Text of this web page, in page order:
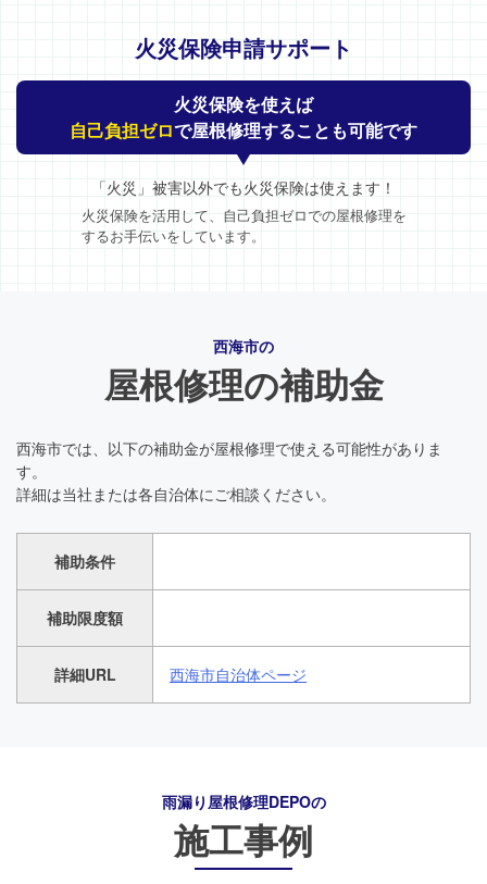
火災保険申請サポート
火災保険を使えば
自己負担ゼロで屋根修理することも可能です
「火災」被害以外でも火災保険は使えます！
火災保険を活用して、自己負担ゼロでの屋根修理を
するお手伝いをしています。
西海市の
屋根修理の補助金
西海市では、以下の補助金が屋根修理で使える可能性がありま
す。
詳細は当社または各自治体にご相談ください。
補助条件
補助限度額
詳細URL 西海市自治体ページ
雨漏り屋根修理DEPOの
施工事例